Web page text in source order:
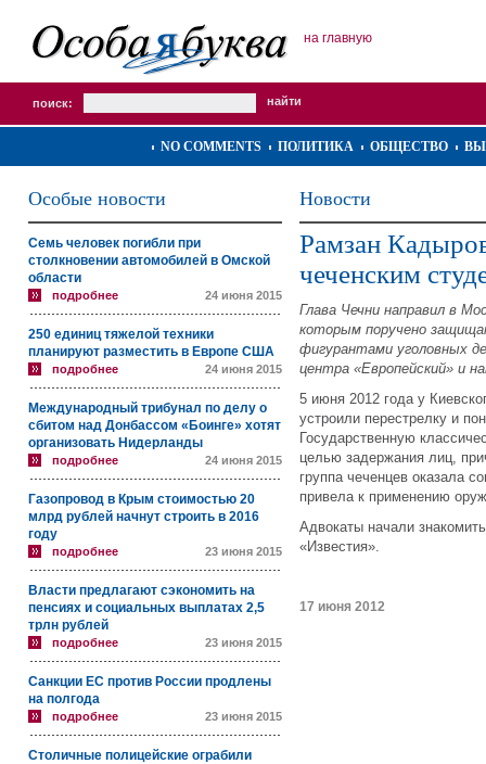
на главную
поиск:
NO COMMENTS ПОЛИТИКА ОБЩЕСТВО
Особые новости
Семь человек погибли при
столкновении автомобилей в Омской
области
подробнее 24 июня 2015
250 единиц тяжелой техники
планируют разместить в Европе США
подробнее 24 июня 2015
Международный трибунал по делу о
сбитом над Донбассом «Боинге» хотят
организовать Нидерланды
подробнее 24 июня 2015
Газопровод в Крым стоимостью 20
млрд рублей начнут строить в 2016
году
подробнее 23 июня 2015
Власти предлагают сэкономить на
пенсиях и социальных выплатах 2,5
трлн рублей
подробнее 23 июня 2015
Санкции ЕС против России продлены
на полгода
подробнее 23 июня 2015
Столичные полицейские ограбили
Новости
Рамзан
чеченским
Глава Чечни направил в
которым поручено
фигурантами уголовных
центра «Европейский» и
5 июня 2012 года у
устроили перестрелку и
Государственную
целью задержания лиц,
группа чеченцев оказала
привела к применению
Адвокаты начали
«Известия».
17 июня 2012